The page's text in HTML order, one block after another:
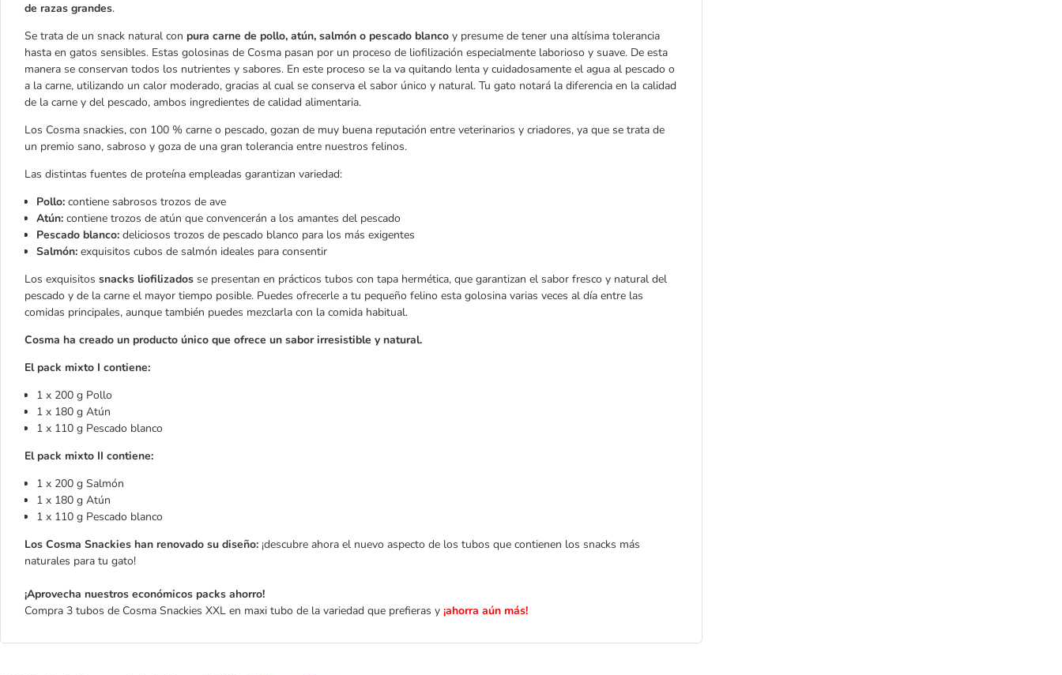
de razas grandes.
Se trata de un snack natural con pura carne de pollo, atún, salmón o pescado blanco y presume de tener una altísima tolerancia
hasta en gatos sensibles. Estas golosinas de Cosma pasan por un proceso de liofilización especialmente laborioso y suave. De esta
manera se conservan todos los nutrientes y sabores. En este proceso se la va quitando lenta y cuidadosamente el agua al pescado o
a la carne, utilizando un calor moderado, gracias al cual se conserva el sabor único y natural. Tu gato notará la diferencia en la calidad
de la carne y del pescado, ambos ingredientes de calidad alimentaria.
Los Cosma snackies, con 100 % carne o pescado, gozan de muy buena reputación entre veterinarios y criadores, ya que se trata de
un premio sano, sabroso y goza de una gran tolerancia entre nuestros felinos.
Las distintas fuentes de proteína empleadas garantizan variedad:
Pollo: contiene sabrosos trozos de ave
Atún: contiene trozos de atún que convencerán a los amantes del pescado
Pescado blanco: deliciosos trozos de pescado blanco para los más exigentes
Salmón: exquisitos cubos de salmón ideales para consentir
Los exquisitos snacks liofilizados se presentan en prácticos tubos con tapa hermética, que garantizan el sabor fresco y natural del
pescado y de la carne el mayor tiempo posible. Puedes ofrecerle a tu pequeño felino esta golosina varias veces al día entre las
comidas principales, aunque también puedes mezclarla con la comida habitual.
Cosma ha creado un producto único que ofrece un sabor irresistible y natural.
El pack mixto I contiene:
1 x 200 g Pollo
1 x 180 g Atún
1 x 110 g Pescado blanco
El pack mixto II contiene:
1 x 200 g Salmón
1 x 180 g Atún
1 x 110 g Pescado blanco
Los Cosma Snackies han renovado su diseño: ¡descubre ahora el nuevo aspecto de los tubos que contienen los snacks más
naturales para tu gato!
¡Aprovecha nuestros económicos packs ahorro!
Compra 3 tubos de Cosma Snackies XXL en maxi tubo de la variedad que prefieras y ¡ahorra aún más!